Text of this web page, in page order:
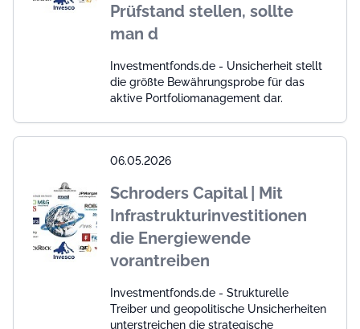
Prüfstand stellen, sollte
man d
Investmentfonds.de - Unsicherheit stellt
die größte Bewährungsprobe für das
aktive Portfoliomanagement dar.
06.05.2026
Schroders Capital | Mit
Infrastrukturinvestitionen
die Energiewende
vorantreiben
Investmentfonds.de - Strukturelle
Treiber und geopolitische Unsicherheiten
unterstreichen die strategische